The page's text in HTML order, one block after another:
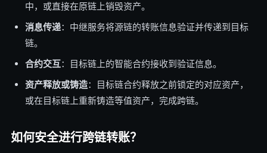
中，或直接在原链上销毁资产。
消息传递：中继服务将源链的转账信息验证并传递到目标
链。
合约交互：目标链上的智能合约接收到验证信息。
资产释放或铸造：目标链合约释放之前锁定的对应资产，
或在目标链上重新铸造等值资产，完成跨链。
如何安全进行跨链转账？